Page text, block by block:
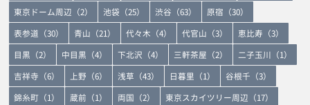
東京ドーム周辺（2）
池袋（25） 渋谷（63）
原宿（30）
表参道（30）
青山（21） 代々木（4） 代官山（3）
恵比寿（3）
目黒（2）
中目黒（4） 下北沢（4） 三軒茶屋（2）
二子玉川（1）
吉祥寺（6）
上野（6） 浅草（43） 日暮里（1）
谷根千（3）
錦糸町（1）
蔵前（1） 両国（2）
東京スカイツリー周辺（17）